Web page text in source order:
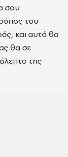
σου
του
και αυτό θα
θα σε
της